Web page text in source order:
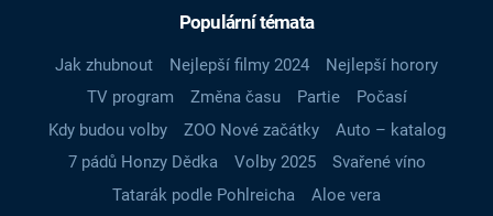
Populární témata
Jak zhubnout Nejlepší filmy 2024
Nejlepší horory
TV program
Změna času Partie
Počasí
Kdy budou volby
ZOO Nové začátky
Auto – katalog
7 pádů Honzy Dědka
Volby 2025
Svařené víno
Tatarák podle Pohlreicha
Aloe vera